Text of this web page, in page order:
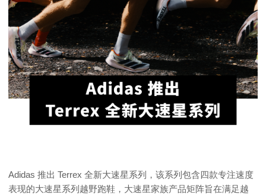
Adidas 推出 Terrex 全新大速星系列，该系列包含四款专注速度
表现的大速星系列越野跑鞋，大速星家族产品矩阵旨在满足越